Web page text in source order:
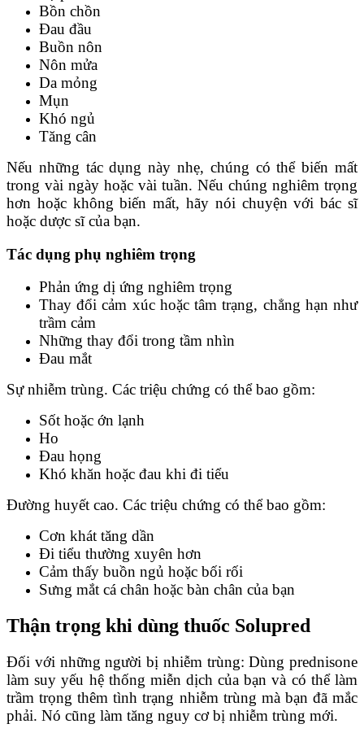
Bồn chồn
Đau đầu
Buồn nôn
Nôn mửa
Da mỏng
Mụn
Khó ngủ
Tăng cân
Nếu những tác dụng này nhẹ, chúng có thể biến mất
trong vài ngày hoặc vài tuần. Nếu chúng nghiêm trọng
hơn hoặc không biến mất, hãy nói chuyện với bác sĩ
hoặc dược sĩ của bạn.
Tác dụng phụ nghiêm trọng
Phản ứng dị ứng nghiêm trọng
Thay đổi cảm xúc hoặc tâm trạng, chẳng hạn như
trầm cảm
Những thay đổi trong tầm nhìn
Đau mắt
Sự nhiễm trùng. Các triệu chứng có thể bao gồm:
Sốt hoặc ớn lạnh
Ho
Đau họng
Khó khăn hoặc đau khi đi tiểu
Đường huyết cao. Các triệu chứng có thể bao gồm:
Cơn khát tăng dần
Đi tiểu thường xuyên hơn
Cảm thấy buồn ngủ hoặc bối rối
Sưng mắt cá chân hoặc bàn chân của bạn
Thận trọng khi dùng thuốc Solupred
Đối với những người bị nhiễm trùng: Dùng prednisone
làm suy yếu hệ thống miễn dịch của bạn và có thể làm
trầm trọng thêm tình trạng nhiễm trùng mà bạn đã mắc
phải. Nó cũng làm tăng nguy cơ bị nhiễm trùng mới.